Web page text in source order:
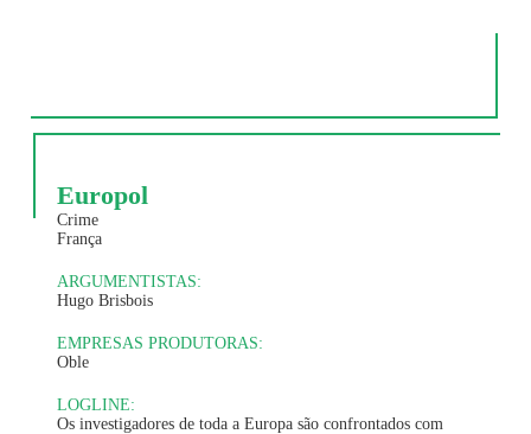
Europol
Crime
França
ARGUMENTISTAS:
Hugo Brisbois
EMPRESAS PRODUTORAS:
Oble
LOGLINE:
Os investigadores de toda a Europa são confrontados com